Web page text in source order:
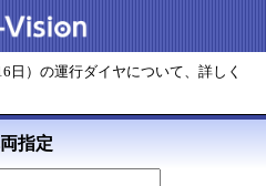
日）の運行ダイヤについて、詳しく
指定